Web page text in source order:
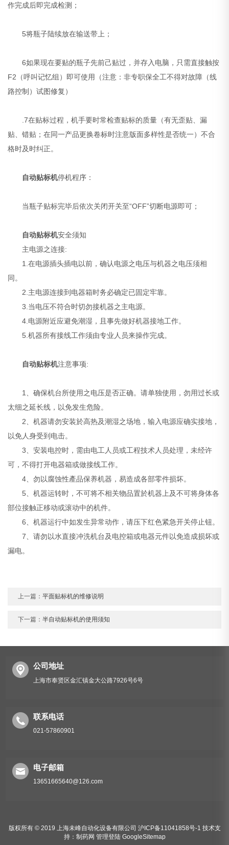
作完成后即完成检测；
5将瓶子陆续放在输送带上；
6如果现在要贴的瓶子先前己贴过，并存入电脑，只需直接触按
F2（呼叫记忆组）即可使用（注意：非专职保全工不得对故障（线
路控制）试图修复）
.7在贴标过程，机手要时常检查贴标的质量（有无歪贴、漏
贴、错贴；在同一产品更换卷标时注意版面多样性是否统一）不合
格时及时纠正。
自动贴标机停机程序：
当瓶子贴标完毕后依次关闭开关至“OFF”切断电源即可；
自动贴标机安全须知
主电源之连接:
1.在电源插头插电以前，确认电源之电压与机器之电压须相
同。
2.主电源连接到电器箱时务必确定已固定牢靠。
3.当电压不符合时切勿接机器之主电源。
4.电源附近应避免潮湿，且事先做好机器接地工作。
5.机器所有接线工作须由专业人员来操作完成。
自动贴标机注意事项:
1、确保机台所使用之电压是否正确。请单独使用，勿用过长或
太细之延长线，以免发生危险。
2、机器请勿安装於高热及潮湿之场地，输入电源应确实接地，
以免人身受到电击。
3、安装电控时，需由电工人员或工程技术人员处理，未经许
可，不得打开电器箱或做接线工作。
4、勿以腐蚀性產品保养机器，易造成各部零件损坏。
5、机器运转时，不可将不相关物品置於机器上及不可将身体各
部位接触正移动或滚动中的机件。
6、机器运行中如发生异常动作，请压下红色紧急开关停止钮。
7、请勿以水直接冲洗机台及电控箱或电器元件以免造成损坏或
漏电。
上一篇：平面贴标机的维修说明
下一篇：半自动贴标机的使用须知
公司地址
上海市奉贤区金汇镇金大公路7926号6号
联系电话
021-57860901
电子邮箱
13651665640@126.com
版权所有 © 2019 上海未峰自动化设备有限公司 沪ICP备11041858号-1 技术支
持： 制药网 管理登陆 GoogleSitemap